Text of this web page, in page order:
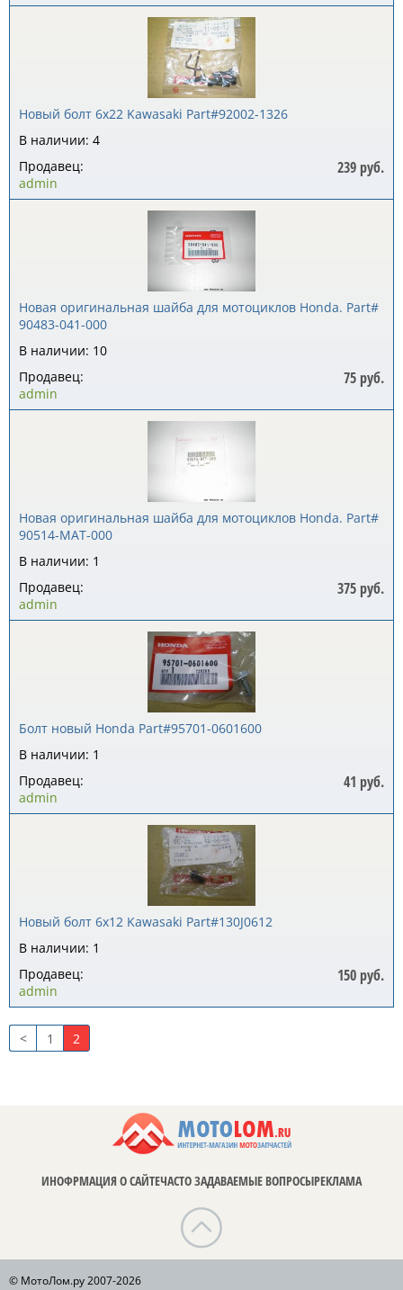
Новый болт 6x22 Kawasaki Part#92002-1326
В наличии: 4
239 руб.
Продавец:
admin
Новая оригинальная шайба для мотоциклов Honda. Part#
90483-041-000
В наличии: 10
75 руб.
Продавец:
admin
Новая оригинальная шайба для мотоциклов Honda. Part#
90514-MAT-000
В наличии: 1
375 руб.
Продавец:
admin
Болт новый Honda Part#95701-0601600
В наличии: 1
41 руб.
Продавец:
admin
Новый болт 6x12 Kawasaki Part#130J0612
В наличии: 1
150 руб.
Продавец:
admin
< 1 2
ИНОФРМАЦИЯ О САЙТЕЧАСТО ЗАДАВАЕМЫЕ ВОПРОСЫРЕКЛАМА
© МотоЛом.ру 2007-2026